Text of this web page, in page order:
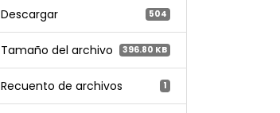
Descargar 504
Tamaño del archivo 396.80 KB
Recuento de archivos 1